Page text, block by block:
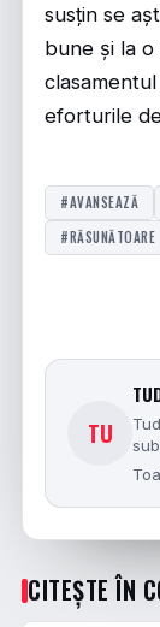
susțin se
bune și la
eforturile
#AVANSEAZĂ
#RĂSUNĂTOARE
TU
CITEȘTE ÎN